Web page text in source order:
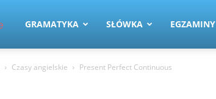
Angielski
Online
GRAMATYKA SŁÓWKA EGZAMINY
Czasy angielskie Present Perfect Continuous